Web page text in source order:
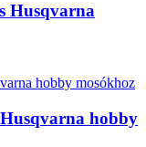
Husqvarna
hobby